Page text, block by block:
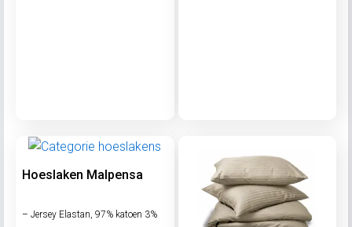
Hoeslaken Malpensa
– Jersey Elastan, 97% katoen 3%